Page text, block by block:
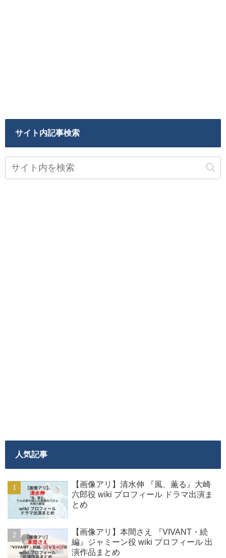
サイト内記事検索
人気記事
【画像アリ】清水伸 『風、薫る』大崎
六郎役 wiki プロフィール ドラマ出演ま
とめ
【画像アリ】本間さえ 『VIVANT・続
編』ジャミーン役 wiki プロフィール 出
演作品まとめ